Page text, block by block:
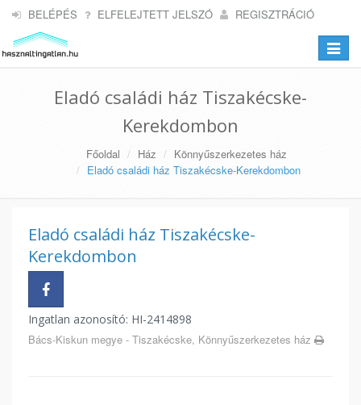
BELÉPÉS ELFELEJTETT JELSZÓ REGISZTRÁCIÓ
Toggle
Eladó családi ház Tiszakécske-
Kerekdombon
Főoldal Ház
Könnyűszerkezetes ház
Eladó családi ház Tiszakécske-Kerekdombon
Eladó családi ház Tiszakécske-
Kerekdombon
Ingatlan azonosító: HI-2414898
Bács-Kiskun megye - Tiszakécske, Könnyűszerkezetes ház